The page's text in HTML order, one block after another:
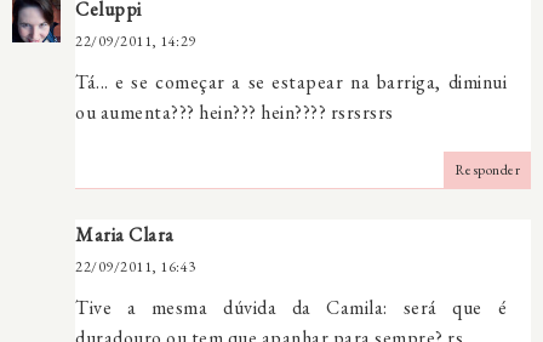
Celuppi
22/09/2011, 14:29
Tá... e se começar a se estapear na barriga, diminui
ou aumenta??? hein??? hein???? rsrsrsrs
Responder
Maria Clara
22/09/2011, 16:43
Tive a mesma dúvida da Camila: será que é